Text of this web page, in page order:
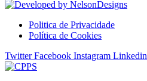
Politica de Privacidade
Política de Cookies
Twitter Facebook Instagram Linkedin